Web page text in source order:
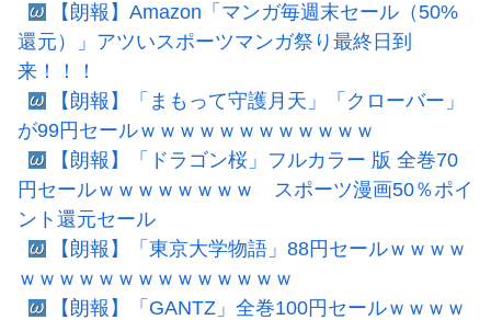
【朗報】Amazon「マンガ毎週末セール（50%
還元）」アツいスポーツマンガ祭り最終日到
来！！！
【朗報】「まもって守護月天」「クローバー」
が99円セールｗｗｗｗｗｗｗｗｗｗｗｗ
【朗報】「ドラゴン桜」フルカラー 版 全巻70
円セールｗｗｗｗｗｗｗｗ スポーツ漫画50％ポイ
ント還元セール
【朗報】「東京大学物語」88円セールｗｗｗｗ
ｗｗｗｗｗｗｗｗｗｗｗｗｗｗ
【朗報】「GANTZ」全巻100円セールｗｗｗｗ